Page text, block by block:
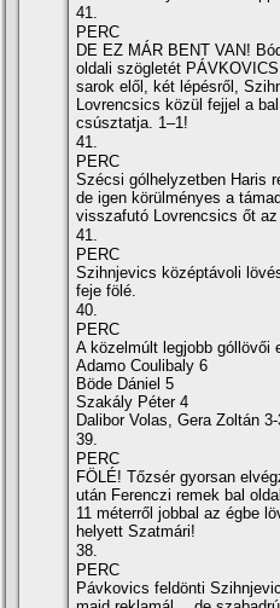
41.
PERC
DE EZ MÁR BENT VAN!
oldali szögletét
sarok elől, két lépésről,
Lovrencsics közül fejjel a
csúsztatja. 1–1!
41.
PERC
Szécsi gólhelyzetben Haris
de igen körülményes a
visszafutó Lovrencsics őt
41.
PERC
Szihnjevics középtávoli
feje fölé.
40.
PERC
A közelmúlt legjobb góllövői
Adamo Coulibaly 6
Böde Dániel 5
Szakály Péter 4
Dalibor Volas, Gera Zoltán
39.
PERC
FÖLÉ! Tőzsér gyorsan
után Ferenczi remek bal
11 méterről jobbal az égbe
helyett Szatmári!
38.
PERC
Pávkovics feldönti